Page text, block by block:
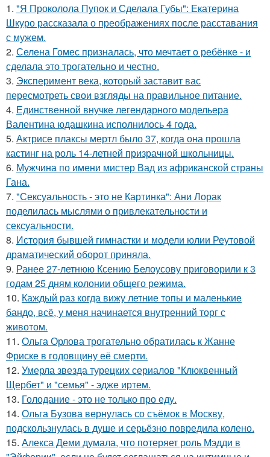
1. "Я Проколола Пупок и Сделала Губы": Екатерина
Шкуро рассказала о преображениях после расставания
с мужем.
2. Селена Гомес призналась, что мечтает о ребёнке - и
сделала это трогательно и честно.
3. Эксперимент века, который заставит вас
пересмотреть свои взгляды на правильное питание.
4. Единственной внучке легендарного модельера
Валентина юдашкина исполнилось 4 года.
5. Актрисе плаксы мертл было 37, когда она прошла
кастинг на роль 14-летней призрачной школьницы.
6. Мужчина по имени мистер Вад из африканской страны
Гана.
7. "Сексуальность - это не Картинка": Ани Лорак
поделилась мыслями о привлекательности и
сексуальности.
8. История бывшей гимнастки и модели юлии Реутовой
драматический оборот приняла.
9. Ранее 27-летнюю Ксению Белоусову приговорили к 3
годам 25 дням колонии общего режима.
10. Каждый раз когда вижу летние топы и маленькие
бандо, всё, у меня начинается внутренний торг с
животом.
11. Ольга Орлова трогательно обратилась к Жанне
Фриске в годовщину её смерти.
12. Умерла звезда турецких сериалов "Клюквенный
Щербет" и "семья" - эдже иртем.
13. Голодание - это не только про еду.
14. Ольга Бузова вернулась со съёмок в Москву,
подскользнулась в душе и серьёзно повредила колено.
15. Алекса Деми думала, что потеряет роль Мэдди в